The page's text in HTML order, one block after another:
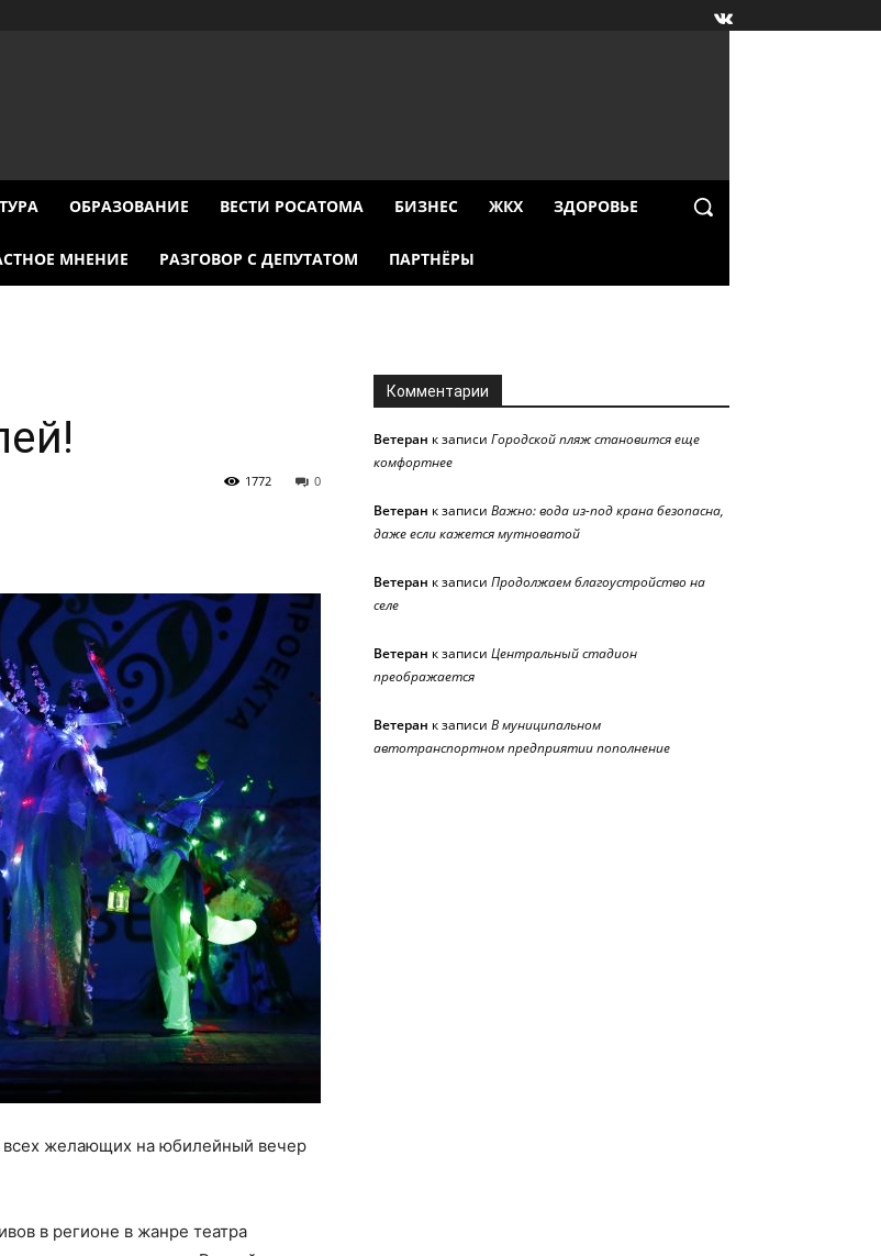
ОБРАЗОВАНИЕ ВЕСТИ РОСАТОМА БИЗНЕС ЖКХ ЗДОРОВЬЕ
МНЕНИЕ РАЗГОВОР С ДЕПУТАТОМ ПАРТНЁРЫ
0
1772
всех желающих на юбилейный вечер
в регионе в жанре театра
Комментарии
Ветеран к записи Городской пляж становится еще
комфортнее
Ветеран к записи Важно: вода из-под крана безопасна,
даже если кажется мутноватой
Ветеран к записи Продолжаем благоустройство на
селе
Ветеран к записи Центральный стадион
преображается
Ветеран к записи В муниципальном
автотранспортном предприятии пополнение